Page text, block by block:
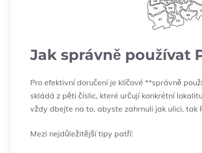
Jak správně používat
Pro efektivní doručení je klíčové **správně
skládá z pěti číslic, které určují konkrétní
vždy dbejte na to, abyste zahrnuli jak ulici, tak
Mezi nejdůležitější tipy patří: